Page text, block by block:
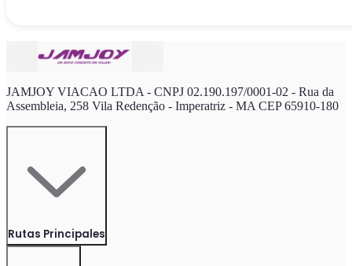
JAMJOY VIACAO LTDA - CNPJ 02.190.197/0001-02 - Rua da
Assembleia, 258 Vila Redenção - Imperatriz - MA CEP 65910-180
Rutas Principales